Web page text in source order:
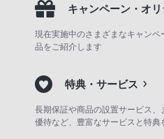
キャンペーン・オ
現在実施中のさまざまなキャン
品をご紹介します
特典・サービス
長期保証や商品の設置サービス
優待など、豊富なサービスと特典